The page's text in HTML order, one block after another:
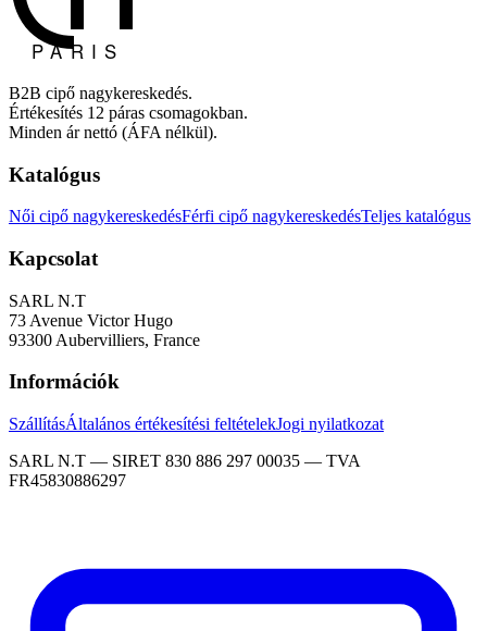
B2B cipő nagykereskedés.
Értékesítés 12 páras csomagokban.
Minden ár nettó (ÁFA nélkül).
Katalógus
Női cipő nagykereskedésFérfi cipő nagykereskedésTeljes katalógus
Kapcsolat
SARL N.T
73 Avenue Victor Hugo
93300 Aubervilliers, France
Információk
SzállításÁltalános értékesítési feltételekJogi nyilatkozat
SARL N.T — SIRET 830 886 297 00035 — TVA
FR45830886297